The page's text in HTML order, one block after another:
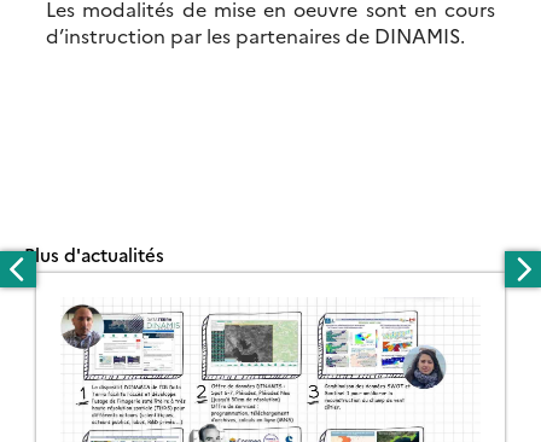
Les modalités de mise en oeuvre sont en cours
d’instruction par les partenaires de DINAMIS.
Plus d'actualités